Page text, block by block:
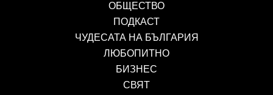
ОБЩЕСТВО
ПОДКАСТ
ЧУДЕСАТА НА БЪЛГАРИЯ
ЛЮБОПИТНО
БИЗНЕС
СВЯТ